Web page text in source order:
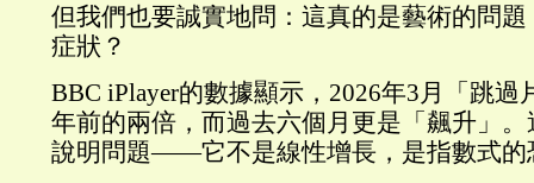
但我們也要誠實地問：這真的是藝術的問
症狀？
BBC iPlayer的數據顯示，2026年3月「跳過
年前的兩倍，而過去六個月更是「飆升」
說明問題——它不是線性增長，是指數式的